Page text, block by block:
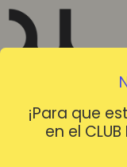
¡Para que
en el